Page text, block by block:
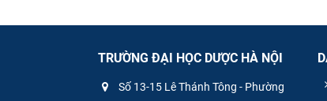
TRƯỜNG ĐẠI HỌC DƯỢC HÀ NỘI
Số 13-15 Lê Thánh Tông - Phường